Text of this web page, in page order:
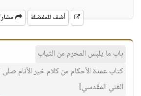
أضف للمفضلة
باب ما يلبس المحرم من الثياب
كتاب عمدة الأحكام من كلام خير الأنام
الغني المقدسي]